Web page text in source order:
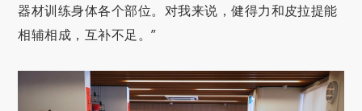
器材训练身体各个部位。对我来说，健得力和皮拉提能
相辅相成，互补不足。”